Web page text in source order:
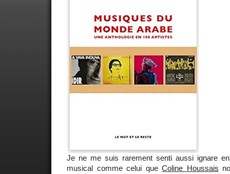
Je ne me suis rarement senti aussi ignare
musical comme celui queColine Houssais